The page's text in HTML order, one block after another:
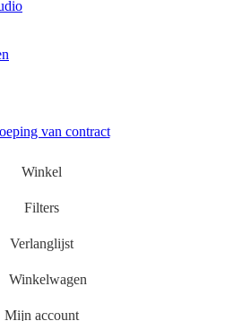
van contract
Winkel
Filters
Verlanglijst
Winkelwagen
Mijn account